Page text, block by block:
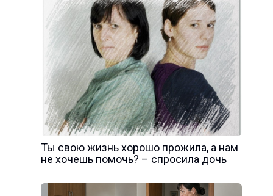
Ты свою жизнь хорошо прожила, а нам
не хочешь помочь? – спросила дочь